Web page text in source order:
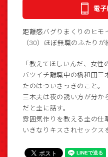
電子
距離感バグりまくりのヒモ
（30）ほぼ無職のふたり
「教えてほしいんだ、女性
バツイチ離職中の橋和田三
たのはついさっきのこと。
三木夫は夜の誘い方が分か
だと圭に話す。
雰囲気作りを教える圭の仕
いきなりキスされセックス